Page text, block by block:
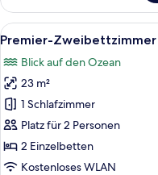
Doppelzimmer,
Meerblick
(Terrace)
Alle
Fotos
für
Premier-
Zweibettzimmer
(Park
Ocean
View/Terrace)
9
Premier-
Blick auf den Ozean
23 m²
1 Schlafzimmer
Platz für 2 Personen
2 Einzelbetten
Kostenloses WLAN